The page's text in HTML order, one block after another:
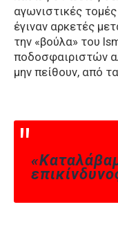
αγωνιστικές
έγιναν αρκετές
την «βούλα» του
ποδοσφαιριστών
μην πείθουν, από